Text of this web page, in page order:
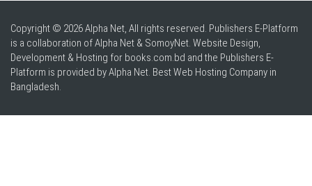
Copyright © 2026 Alpha Net, All rights reserved. Publishers E-Platform
is a collaboration of Alpha Net & SomoyNet. Website Design,
Development & Hosting for books.com.bd and the Publishers E-
Platform is provided by Alpha Net. BestWeb Hosting Company in
Bangladesh.